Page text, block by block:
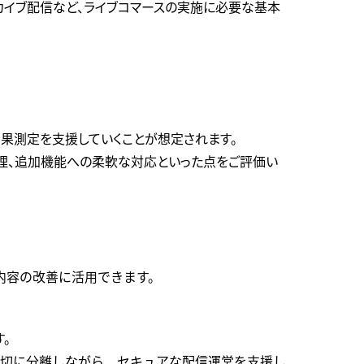
イブ配信など、ライブコマースの実施に必要な基本
測定を支援していくことが想定されます。
、追加機能への柔軟な対応といった点をご評価い
の改善に活用できます。